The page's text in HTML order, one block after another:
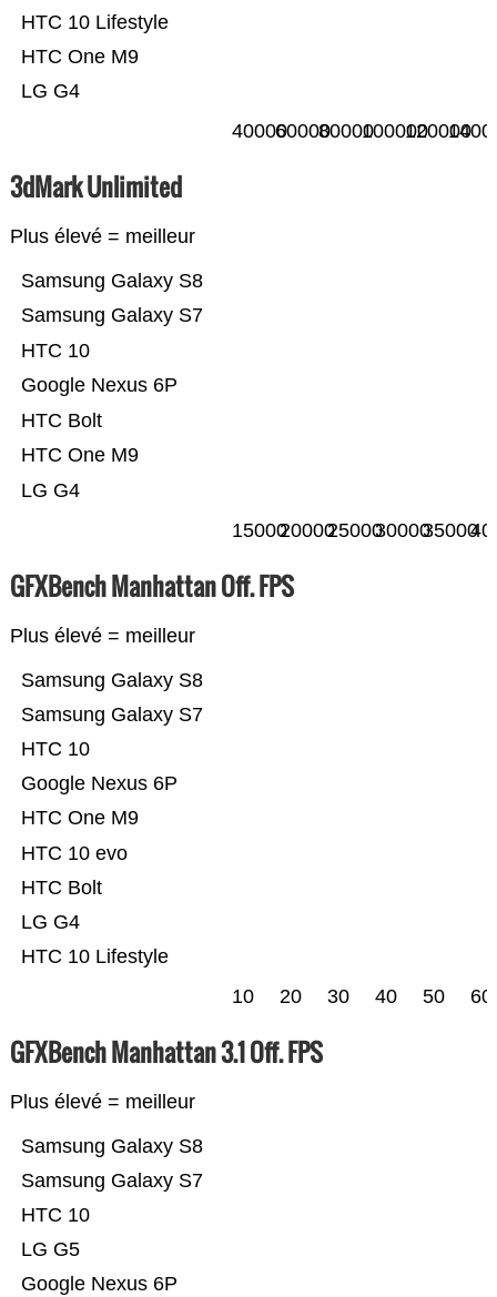
LG G4
HTC One M9
HTC 10 Lifestyle
400006000080000100000120000
3dMark Unlimited
Plus élevé = meilleur
LG G4
HTC One M9
HTC Bolt
Google Nexus 6P
HTC 10
Samsung Galaxy S7
Samsung Galaxy S8
1500020000250003000035000
GFXBench Manhattan Off. FPS
Plus élevé = meilleur
HTC 10 Lifestyle
LG G4
HTC Bolt
HTC 10 evo
HTC One M9
Google Nexus 6P
HTC 10
Samsung Galaxy S7
Samsung Galaxy S8
10 20 30 40 50 60
GFXBench Manhattan 3.1 Off. FPS
Plus élevé = meilleur
Google Nexus 6P
LG G5
HTC 10
Samsung Galaxy S7
Samsung Galaxy S8